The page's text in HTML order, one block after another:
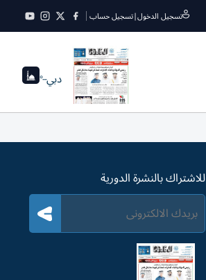
تسجيل الدخول|تسجيل حساب
دبي--°
للاشتراك بالنشرة الدورية